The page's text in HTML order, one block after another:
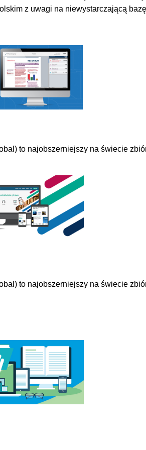
z uwagi na niewystarczającą bazę
to najobszerniejszy na świecie
to najobszerniejszy na świecie